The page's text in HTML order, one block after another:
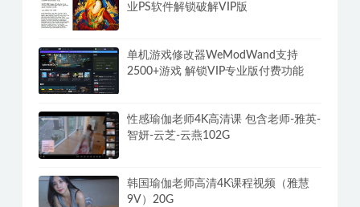
业PS软件解锁破解VIP版
单机游戏修改器WeModWand支持
2500+游戏 解锁VIP专业版付费功能
性感瑜伽老师4K高清课 包含老师-雅英-
智妍-云芝-云燕102G
韩国瑜伽老师高清4K课程视频（雅慧
9V）20G